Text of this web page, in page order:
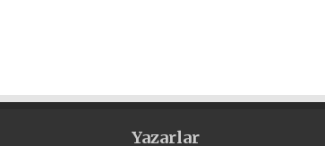
Yazarlar